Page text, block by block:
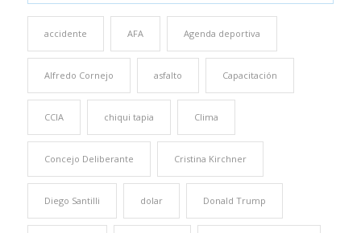
accidente AFA Agenda deportiva
Alfredo Cornejo asfalto Capacitación
CCIA chiqui tapia Clima
Concejo Deliberante Cristina Kirchner
Diego Santilli dolar Donald Trump